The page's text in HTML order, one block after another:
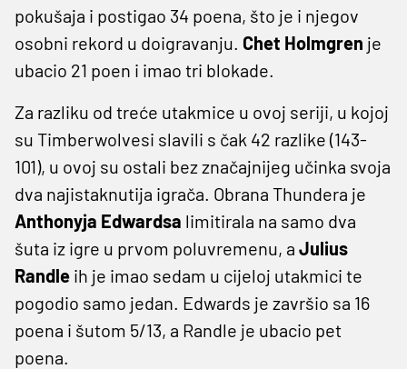
pokušaja i postigao 34 poena, što je i njegov
osobni rekord u doigravanju. Chet Holmgren je
ubacio 21 poen i imao tri blokade.
Za razliku od treće utakmice u ovoj seriji, u kojoj
su Timberwolvesi slavili s čak 42 razlike (143-
101), u ovoj su ostali bez značajnijeg učinka svoja
dva najistaknutija igrača. Obrana Thundera je
Anthonyja Edwardsa limitirala na samo dva
šuta iz igre u prvom poluvremenu, a Julius
Randle ih je imao sedam u cijeloj utakmici te
pogodio samo jedan. Edwards je završio sa 16
poena i šutom 5/13, a Randle je ubacio pet
poena.